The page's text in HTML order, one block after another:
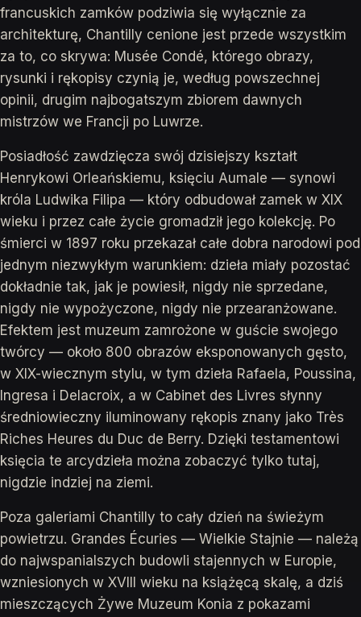
francuskich zamków podziwia się wyłącznie za
architekturę, Chantilly cenione jest przede wszystkim
za to, co skrywa: Musée Condé, którego obrazy,
rysunki i rękopisy czynią je, według powszechnej
opinii, drugim najbogatszym zbiorem dawnych
mistrzów we Francji po Luwrze.
Posiadłość zawdzięcza swój dzisiejszy kształt
Henrykowi Orleańskiemu, księciu Aumale — synowi
króla Ludwika Filipa — który odbudował zamek w XIX
wieku i przez całe życie gromadził jego kolekcję. Po
śmierci w 1897 roku przekazał całe dobra narodowi pod
jednym niezwykłym warunkiem: dzieła miały pozostać
dokładnie tak, jak je powiesił, nigdy nie sprzedane,
nigdy nie wypożyczone, nigdy nie przearanżowane.
Efektem jest muzeum zamrożone w guście swojego
twórcy — około 800 obrazów eksponowanych gęsto,
w XIX-wiecznym stylu, w tym dzieła Rafaela, Poussina,
Ingresa i Delacroix, a w Cabinet des Livres słynny
średniowieczny iluminowany rękopis znany jako Très
Riches Heures du Duc de Berry. Dzięki testamentowi
księcia te arcydzieła można zobaczyć tylko tutaj,
nigdzie indziej na ziemi.
Poza galeriami Chantilly to cały dzień na świeżym
powietrzu. Grandes Écuries — Wielkie Stajnie — należą
do najwspanialszych budowli stajennych w Europie,
wzniesionych w XVIII wieku na książęcą skalę, a dziś
mieszczących Żywe Muzeum Konia z pokazami